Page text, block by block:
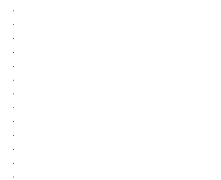
.
.
.
.
.
.
.
.
.
.
.
.
.